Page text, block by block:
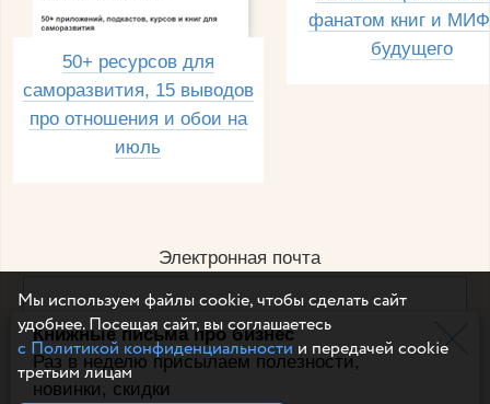
Книжные письма про бизнес
Раз в неделю присылаем полезности,
новинки, скидки
50+ ресурсов для
саморазвития, 15 выводов
про отношения и обои на
июль
фанатом книг и
будущего
Электронная почта
Например, dulsineya@gmail.com
Без спама и смс
Мы используем файлы cookie, чтобы сделать сайт
удобнее. Посещая сайт, вы соглашаетесь
с Политикой конфиденциальности и передачей cookie
третьим лицам